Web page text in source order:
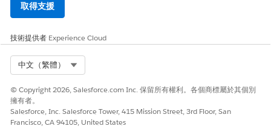
子工作人員:財務帳戶交易
有財務帳戶交易。
子工作人員:財務帳戶對帳單
「財務帳戶對帳單」子工作人員要求訂購客戶貸款或租賃帳戶對
取得支援
技術提供者 Experience Cloud
中文（繁體）
© Copyright 2026, Salesforce.com Inc. 保留所有權利。各個商標屬於其個別
擁有者。
Salesforce, Inc. Salesforce Tower, 415 Mission Street, 3rd Floor, San
Francisco, CA 94105, United States